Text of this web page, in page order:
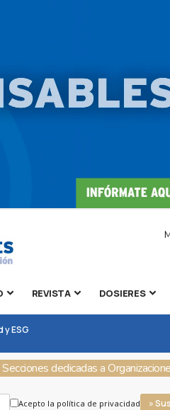
REVISTA DOSIERES
ESG
Secciones dedicadas a
Acepto la política de privacidad »